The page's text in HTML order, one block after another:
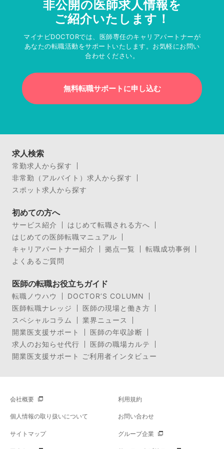
非公開の医師求人情報を
ご紹介いたします！
マイナビDOCTORでは、医師専任のキャリアパートナーが
あなたの転職活動をサポートいたします。お気軽にお問い
合わせください。
無料転職サポートに申し込む
求人検索
常勤求人から探す
非常勤（アルバイト）求人から探す
スポット求人から探す
初めての方へ
サービス紹介
はじめて転職される方へ
はじめての医師転職マニュアル
キャリアパートナー紹介
拠点一覧
転職成功事例
よくあるご質問
医師の転職お役立ちガイド
転職ノウハウ
DOCTOR’S COLUMN
医師転職ナレッジ
医師の現場と働き方
スペシャルコラム
業界ニュース
開業医支援サポート
医師の年収診断
求人のお知らせ代行
医師の職場カルテ
開業医支援サポート ご利用者インタビュー
会社概要 利用規約
個人情報の取り扱いについて お問い合わせ
サイトマップ グループ企業